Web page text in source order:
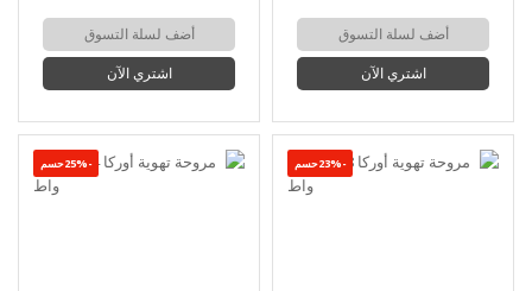
أضف لسلة التسوق
اشتري الآن
أضف لسلة التسوق
اشتري الآن
-23%حسم -25%حسم